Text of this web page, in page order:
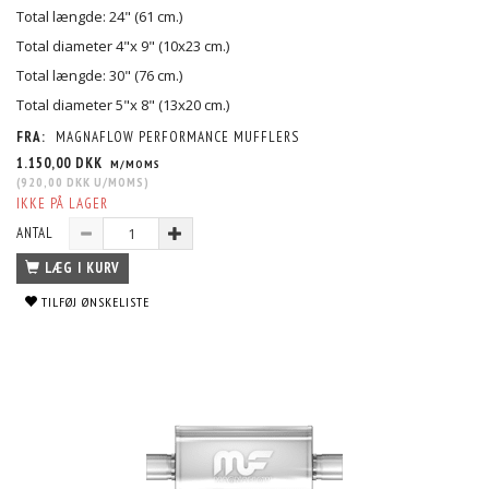
Total længde: 24" (61 cm.)
Total diameter 4"x 9" (10x23 cm.)
Total længde: 30" (76 cm.)
Total diameter 5"x 8" (13x20 cm.)
FRA:
MAGNAFLOW PERFORMANCE MUFFLERS
1.150,00 DKK M/MOMS
(920,00 DKK U/MOMS )
IKKE PÅ LAGER
ANTAL
LÆG I KURV
TILFØJ ØNSKELISTE